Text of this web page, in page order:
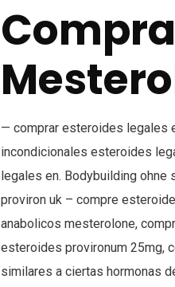
— comprar esteroides legales
incondicionales esteroides
legales en. Bodybuilding ohne
proviron uk – compre
anabolicos mesterolone,
esteroides provironum 25mg,
similares a ciertas hormonas